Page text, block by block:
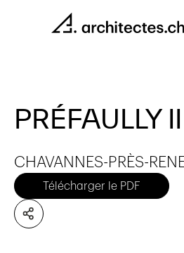
PRÉFAULLY II
CHAVANNES-PRÈS-
Télécharger le PDF